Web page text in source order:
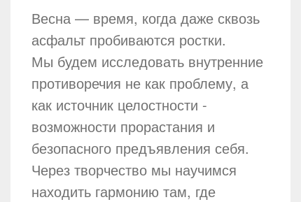
Весна — время, когда даже сквозь
асфальт пробиваются ростки.
Мы будем исследовать внутренние
противоречия не как проблему, а
как источник целостности -
возможности прорастания и
безопасного предъявления себя.
Через творчество мы научимся
находить гармонию там, где